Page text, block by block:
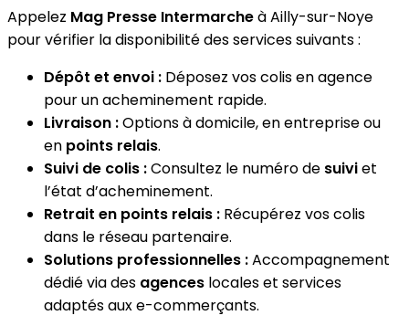
Appelez Mag Presse Intermarcheà Ailly-sur-Noye
pour vérifier la disponibilité des services suivants :
Dépôt et envoi : Déposez vos colis en agence
pour un acheminement rapide.
Livraison :Options à domicile, en entreprise ou
en points relais.
Suivi de colis :Consultez le numéro de suiviet
l’état d’acheminement.
Retrait en points relais : Récupérez vos colis
dans le réseau partenaire.
Solutions professionnelles :Accompagnement
dédié via des agences locales et services
adaptés aux e-commerçants.